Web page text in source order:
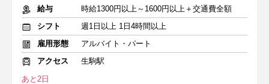
給与
時給1300円以上～1600円以上＋交通費全額
シフト
週1日以上 1日4時間以上
雇用形態
アルバイト・パート
アクセス
生駒駅
あと2日